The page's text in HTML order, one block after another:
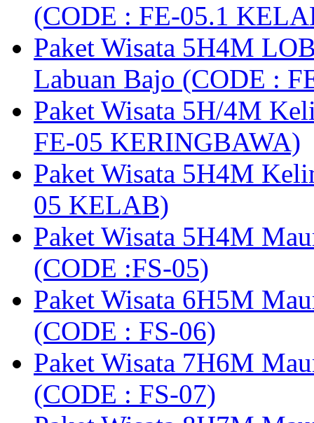
(CODE : FE-05.1
Paket Wisata 5H4M
Labuan Bajo (CODE :
Paket Wisata 5H/4M
FE-05 KERINGBAWA)
Paket Wisata 5H4M
05 KELAB)
Paket Wisata 5H4M
(CODE :FS-05)
Paket Wisata 6H5M
(CODE : FS-06)
Paket Wisata 7H6M
(CODE : FS-07)